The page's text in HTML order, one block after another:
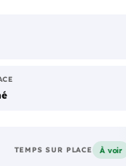
TEMPS SUR PLACE À voir